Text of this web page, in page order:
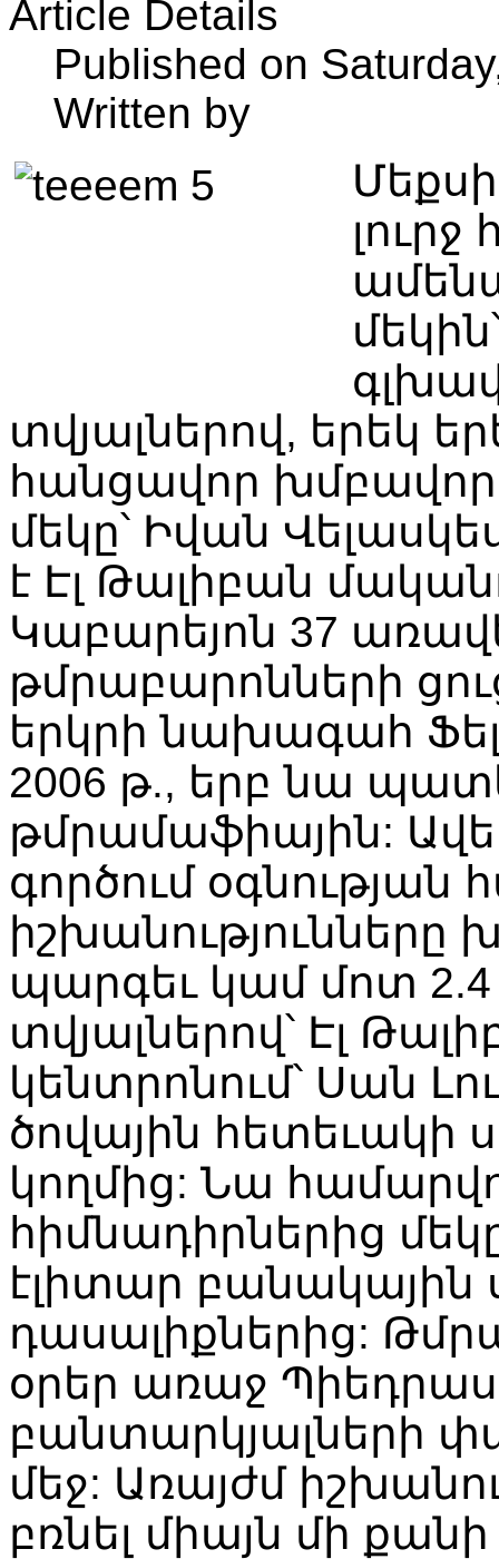
Article Details
Published on
Written by
տվյալներով, երեկ
հանցավոր
մեկը՝ Իվան
է Էլ Թալիբան
Կաբարեյոն 37
թմրաբարոնների
երկրի նախագահ
2006 թ., երբ նա
թմրամաֆիային:
գործում օգնության
իշխանությունները
պարգեւ կամ մոտ
տվյալներով՝ Էլ
կենտրոնում՝ Սան
ծովային հետեւակի
կողմից: Նա
հիմնադիրներից
էլիտար
դասալիքներից:
օրեր առաջ
բանտարկյալների
մեջ: Առայժմ
բռնել միայն մի